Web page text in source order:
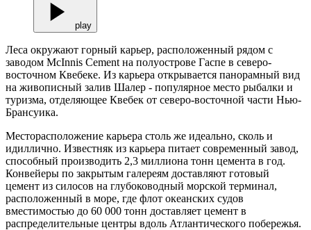
play
Леса окружают горный карьер, расположенный рядом с
заводом McInnis Cement на полуострове Гаспе в северо-
восточном Квебеке. Из карьера открывается панорамный вид
на живописный залив Шалер - популярное место рыбалки и
туризма, отделяющее Квебек от северо-восточной части Нью-
Брансуика.
Месторасположение карьера столь же идеально, сколь и
идиллично. Известняк из карьера питает современный завод,
способный производить 2,3 миллиона тонн цемента в год.
Конвейеры по закрытым галереям доставляют готовый
цемент из силосов на глубоководный морской терминал,
расположенный в море, где флот океанских судов
вместимостью до 60 000 тонн доставляет цемент в
распределительные центры вдоль Атлантического побережья.